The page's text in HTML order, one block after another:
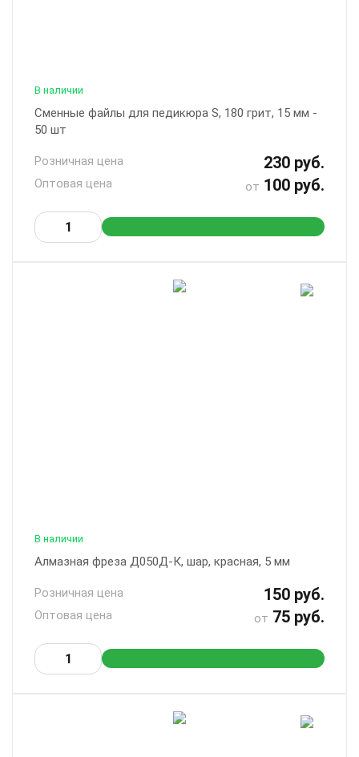
В наличии
Сменные файлы для педикюра S, 180 грит, 15 мм -
50 шт
Розничная цена 230 руб.
Оптовая цена от 100 руб.
В наличии
Алмазная фреза Д050Д-К, шар, красная, 5 мм
Розничная цена 150 руб.
Оптовая цена от 75 руб.